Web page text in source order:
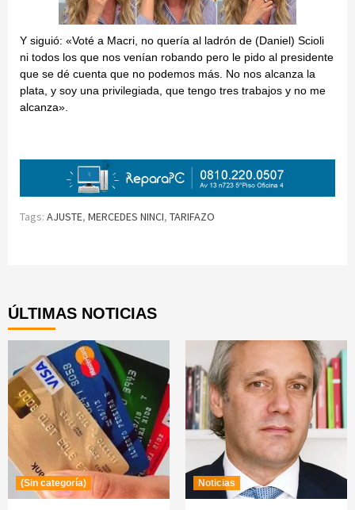
Y siguió: «Voté a Macri, no quería al ladrón de (Daniel) Scioli
ni todos los que nos venían robando pero le pido al presidente
que se dé cuenta que no podemos más. No nos alcanza la
plata, y soy una privilegiada, que tengo tres trabajos y no me
alcanza».
Tags: AJUSTE, MERCEDES NINCI, TARIFAZO
ÚLTIMAS NOTICIAS
(Sin categoría) Noticias